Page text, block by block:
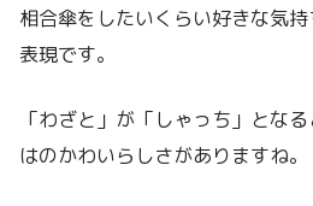
相合傘をしたいくらい好きな気
表現です。
「わざと」が「しゃっち」とな
はのかわいらしさがありますね。